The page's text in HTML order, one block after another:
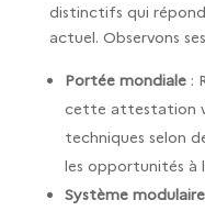
distinctifs qui
actuel. Observons
Portée mondiale:
cette attestation
techniques selon
les opportunités à
Système modulaire